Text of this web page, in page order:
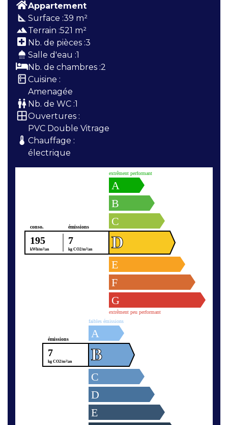
Appartement
square_foot Surface :39 m²
terrainTerrain :521 m²
Nb. de pièces :3
shower Salle d'eau :1
Nb. de chambres :2
kitchen Cuisine :
Amenagée
wc Nb. de WC :1
window Ouvertures :
PVC Double Vitrage
thermostat Chauffage :
électrique